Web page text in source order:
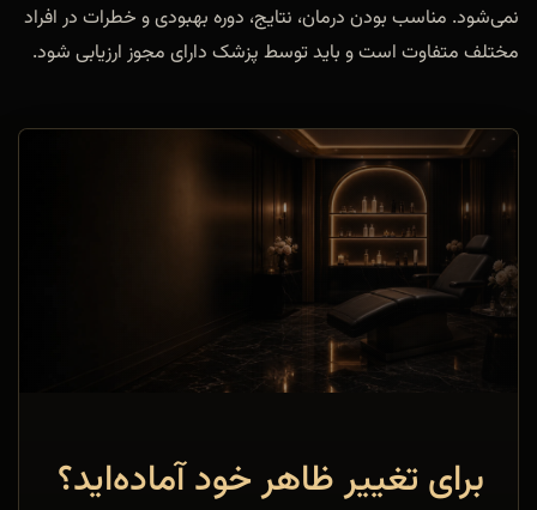
نمی‌شود. مناسب بودن درمان، نتایج، دوره بهبودی و خطرات در افراد
مختلف متفاوت است و باید توسط پزشک دارای مجوز ارزیابی شود.
برای تغییر ظاهر خود آماده‌اید؟